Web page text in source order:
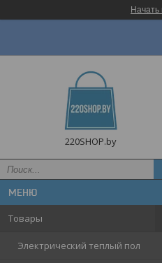
Начать
220SHOP.by
Товары
Электрический теплый пол